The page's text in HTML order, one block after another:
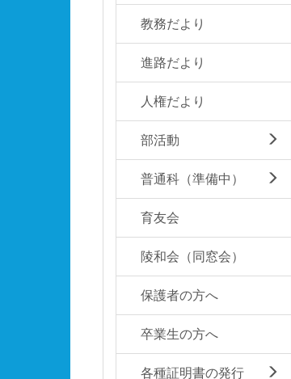
教務だより
進路だより
人権だより
部活動
普通科（準備中）
育友会
陵和会（同窓会）
保護者の方へ
卒業生の方へ
各種証明書の発行